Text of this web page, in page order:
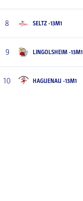
8 SELTZ -13M1
9 LINGOLSHEIM -13M1
10 HAGUENAU -13M1